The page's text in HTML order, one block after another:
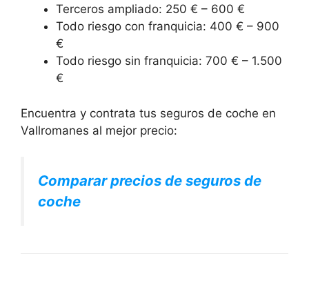
Terceros ampliado: 250 € – 600 €
Todo riesgo con franquicia: 400 € – 900
€
Todo riesgo sin franquicia: 700 € – 1.500
€
Encuentra y contrata tus seguros de coche en
Vallromanes al mejor precio:
Comparar precios de seguros de
coche